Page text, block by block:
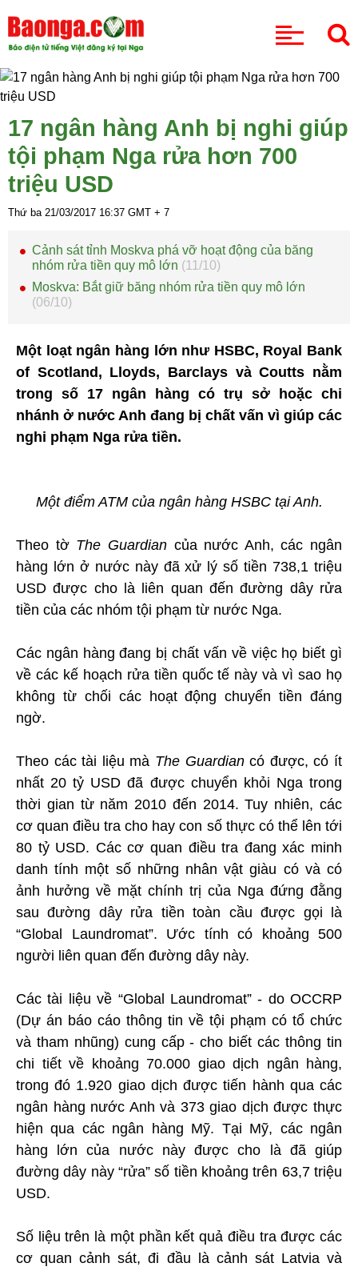
17 ngân hàng Anh bị nghi giúp
tội phạm Nga rửa hơn 700
triệu USD
Thứ ba 21/03/2017 16:37 GMT + 7
Cảnh sát tỉnh Moskva phá vỡ hoạt động của băng
nhóm rửa tiền quy mô lớn (11/10)
Moskva: Bắt giữ băng nhóm rửa tiền quy mô lớn
(06/10)
Một loạt ngân hàng lớn như HSBC, Royal Bank
of Scotland, Lloyds, Barclays và Coutts nằm
trong số 17 ngân hàng có trụ sở hoặc chi
nhánh ở nước Anh đang bị chất vấn vì giúp các
nghi phạm Nga rửa tiền.
Một điểm ATM của ngân hàng HSBC tại Anh.
Theo tờ The Guardian của nước Anh, các ngân
hàng lớn ở nước này đã xử lý số tiền 738,1 triệu
USD được cho là liên quan đến đường dây rửa
tiền của các nhóm tội phạm từ nước Nga.
Các ngân hàng đang bị chất vấn về việc họ biết gì
về các kế hoạch rửa tiền quốc tế này và vì sao họ
không từ chối các hoạt động chuyển tiền đáng
ngờ.
Theo các tài liệu mà The Guardiancó được, có ít
nhất 20 tỷ USD đã được chuyển khỏi Nga trong
thời gian từ năm 2010 đến 2014. Tuy nhiên, các
cơ quan điều tra cho hay con số thực có thể lên tới
80 tỷ USD. Các cơ quan điều tra đang xác minh
danh tính một số những nhân vật giàu có và có
ảnh hưởng về mặt chính trị của Nga đứng đằng
sau đường dây rửa tiền toàn cầu được gọi là
“Global Laundromat”. Ước tính có khoảng 500
người liên quan đến đường dây này.
Các tài liệu về “Global Laundromat” - do OCCRP
(Dự án báo cáo thông tin về tội phạm có tổ chức
và tham nhũng) cung cấp - cho biết các thông tin
chi tiết về khoảng 70.000 giao dịch ngân hàng,
trong đó 1.920 giao dịch được tiến hành qua các
ngân hàng nước Anh và 373 giao dịch được thực
hiện qua các ngân hàng Mỹ. Tại Mỹ, các ngân
hàng lớn của nước này được cho là đã giúp
đường dây này “rửa” số tiền khoảng trên 63,7 triệu
USD.
Số liệu trên là một phần kết quả điều tra được các
cơ quan cảnh sát, đi đầu là cảnh sát Latvia và